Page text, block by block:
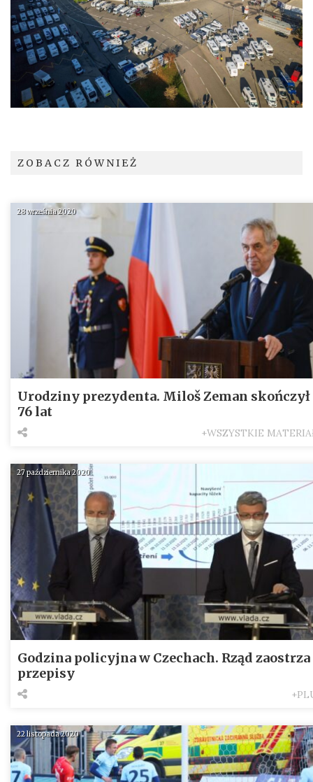
ZOBACZ RÓWNIEŻ
28 września 2020
Urodziny prezydenta. Miloš Zeman skończył
76 lat
+WSZYSTKIE
27 października 2020
Godzina policyjna w Czechach. Rząd zaostrza
przepisy
22 listopada 2020